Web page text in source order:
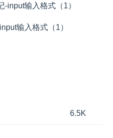
输入格式（1）
6.5K